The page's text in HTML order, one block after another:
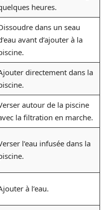
heures.
dans un seau
avant d’ajouter à la
directement dans la
autour de la piscine
la filtration en marche.
l’eau infusée dans la
à l’eau.